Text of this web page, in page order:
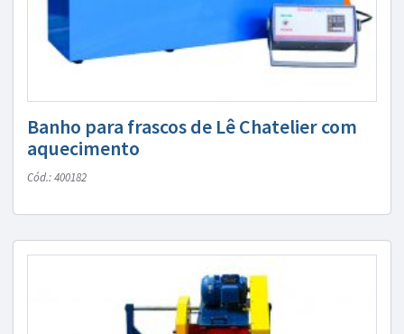
Banho para frascos de Lê Chatelier com
aquecimento
Cód.: 400182